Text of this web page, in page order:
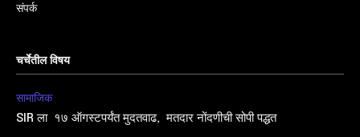
संपर्क
चर्चेतील विषय
सामाजिक
SIR ला १७ ऑगस्टपर्यंत मुदतवाढ, मतदार नोंदणीची सोपी पद्धत